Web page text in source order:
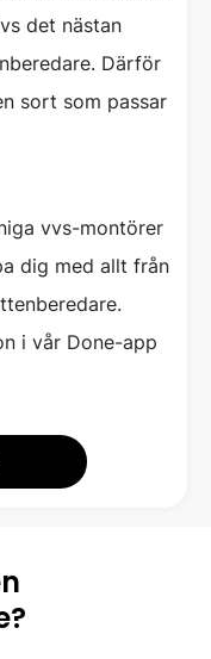
det nästan
Därför
sort som passar
vvs-montörer
dig med allt från
i vår Done-app